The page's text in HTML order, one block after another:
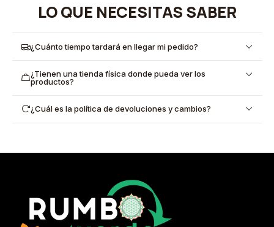
LO QUE NECESITAS SABER
¿Cuánto tiempo tardará en llegar mi pedido?
¿Tienen una tienda física donde pueda ver los
productos?
¿Cuál es la política de devoluciones y cambios?